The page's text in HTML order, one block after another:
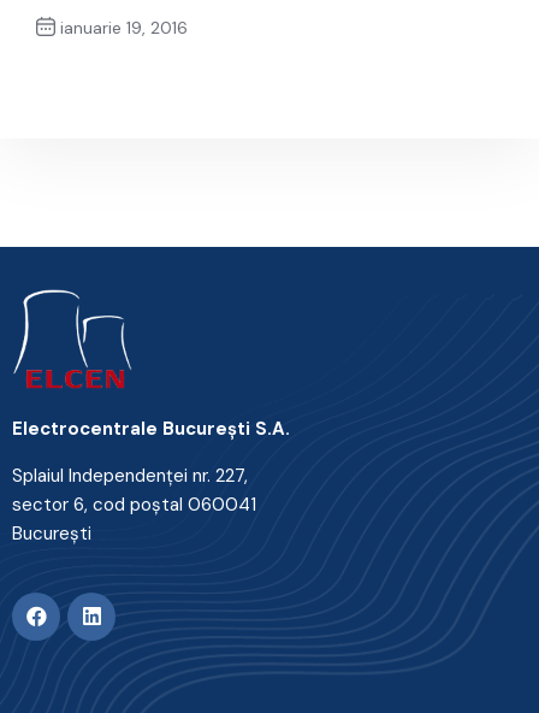
ianuarie 19, 2016
Electrocentrale Bucureşti S.A.
Splaiul Independenţei nr. 227,
sector 6, cod poştal 060041
Bucureşti